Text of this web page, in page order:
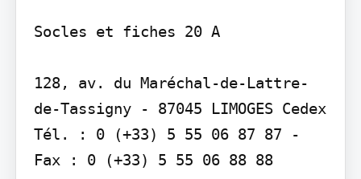
Socles et fiches 20 A
128, av. du Maréchal-de-Lattre-
de-Tassigny - 87045 LIMOGES Cedex
Tél. : 0 (+33) 5 55 06 87 87 -
Fax : 0 (+33) 5 55 06 88 88